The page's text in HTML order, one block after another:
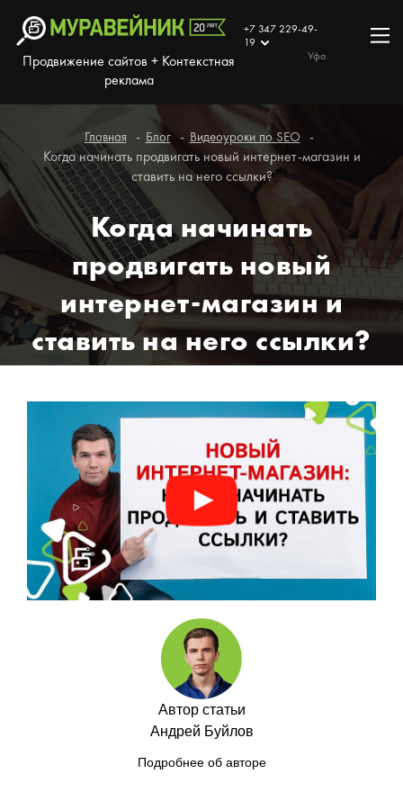
Продвижение сайтов + Контекстная
реклама
+7 347 229-49-
19
Уфа
Главная Блог Видеоуроки по SEO
Когда начинать продвигать новый интернет-магазин и
ставить на него ссылки?
Когда начинать
продвигать новый
интернет-магазин и
ставить на него ссылки?
Автор статьи
Андрей Буйлов
Подробнее об авторе